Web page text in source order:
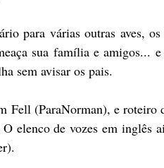
para várias outras aves,
sua família e amigos...
sem avisar os pais.
Fell (ParaNorman), e
elenco de vozes em inglês